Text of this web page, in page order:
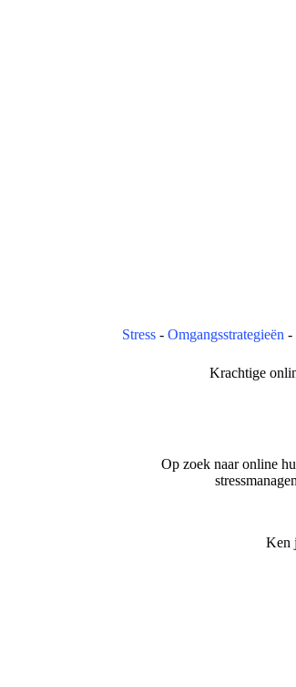
Stress -Omgangsstrategieën -
Krachtige
Op zoek naar online
Ken